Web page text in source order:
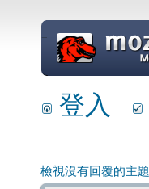
=
登入
檢視沒有回覆的主題